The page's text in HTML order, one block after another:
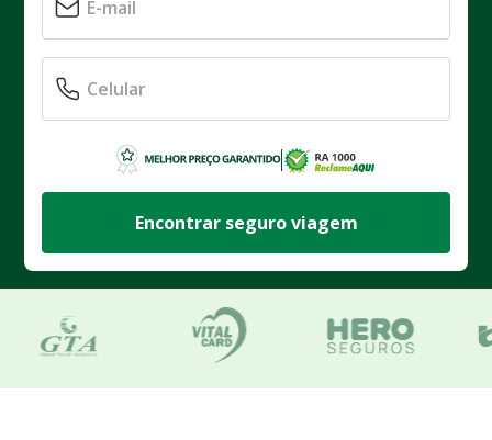
Encontrar seguro viagem